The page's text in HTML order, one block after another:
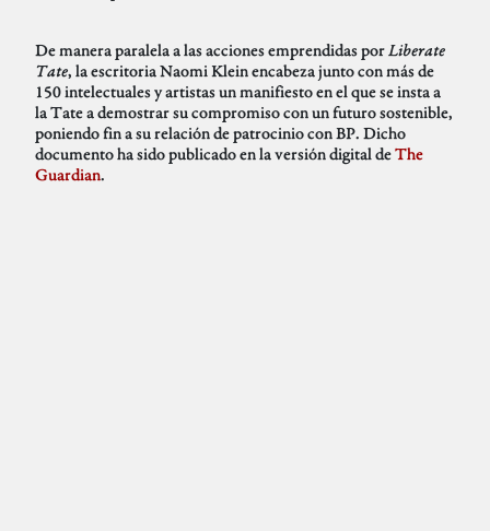
De manera paralela a las acciones emprendidas porLiberate
Tate, la escritoria Naomi Klein encabeza junto con más de
150 intelectuales y artistas un manifiesto en el que se insta a
la Tate a demostrar su compromiso con un futuro sostenible,
poniendo fin a su relación de patrocinio con BP. Dicho
documento ha sido publicado en la versión digital deThe
Guardian.